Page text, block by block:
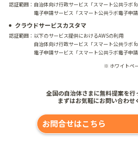
認証範囲： 自治体向け行政サービス「スマート公共ラボ
電子申請サービス「スマート公共ラボ電子申
クラウドサービスカスタマ
認証範囲： 以下のサービス提供におけるAWSの利用
自治体向け行政サービス「スマート公共ラボ
電子申請サービス「スマート公共ラボ電子申
※ ホワイトペ
全国の自治体さまに無料提案を行
まずはお気軽にお問い合わせ
お問合せはこちら